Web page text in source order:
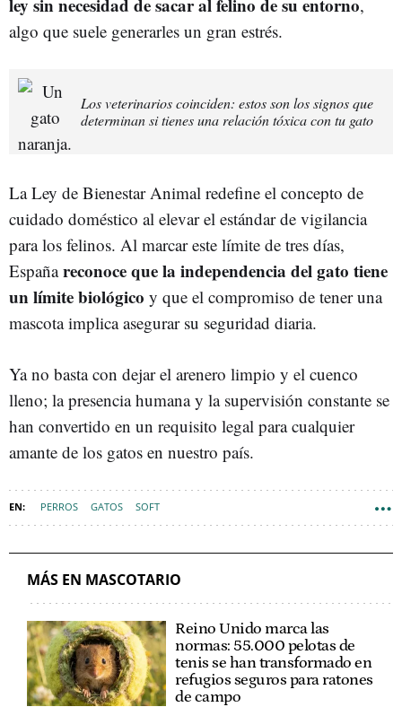
ley sin necesidad de sacar al felino de su entorno,
algo que suele generarles un gran estrés.
Los veterinarios coinciden: estos son los signos que
determinan si tienes una relación tóxica con tu gato
La Ley de Bienestar Animal redefine el concepto de
cuidado doméstico al elevar el estándar de vigilancia
para los felinos. Al marcar este límite de tres días,
Españareconoce que la independencia del gato tiene
un límite biológico y que el compromiso de tener una
mascota implica asegurar su seguridad diaria.
Ya no basta con dejar el arenero limpio y el cuenco
lleno; la presencia humana y la supervisión constante se
han convertido en un requisito legal para cualquier
amante de los gatos en nuestro país.
PERROS GATOS SOFT
MÁS EN MASCOTARIO
Reino Unido marca las
normas: 55.000 pelotas de
tenis se han transformado en
refugios seguros para ratones
de campo